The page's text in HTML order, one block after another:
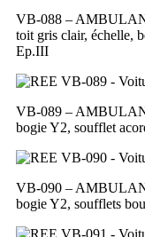
VB-088 –
toit gris clair, échelle,
Ep.III
VB-089 –
bogie Y2, soufflet
VB-090 –
bogie Y2, soufflets